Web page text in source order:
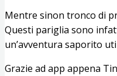
Mentre sinon tronco di
Questi pariglia sono
un’avventura saporito
Grazie ad app appena